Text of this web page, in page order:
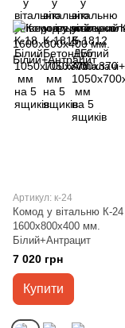
Артикул: к-24
Комод у вітальню К-24
1600х800х400 мм.
Білий+Антрацит
7 020 грн
Купити